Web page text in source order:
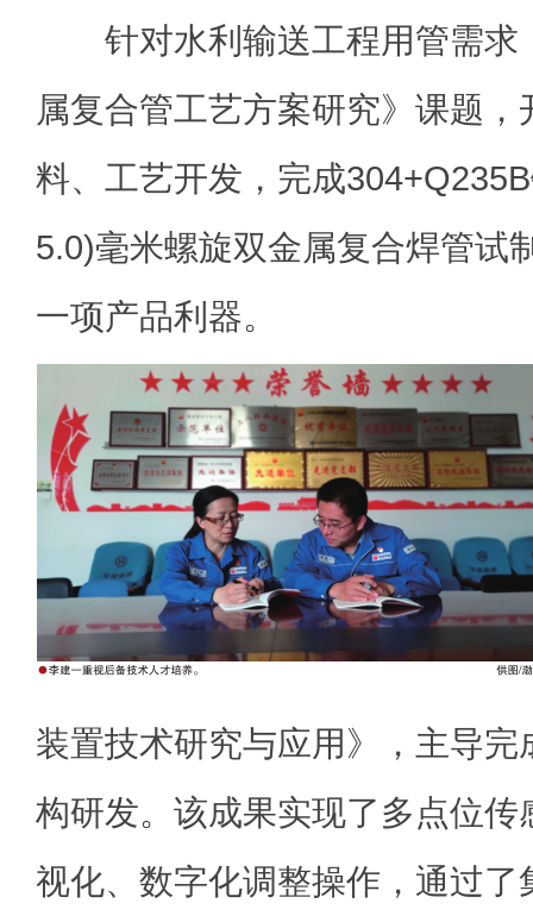
针对水利输送工程用管需求
属复合管工艺方案研究》课题
料、工艺开发，完成
5.0)毫米螺旋双金属复合焊管试
一项产品利器。
装置技术研究与应用》，主导
构研发。该成果实现了多点位传
视化、数字化调整操作，通过了